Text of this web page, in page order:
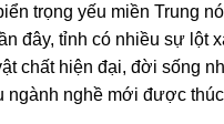
trọng yếu miền Trung
đây, tỉnh có nhiều sự lột
chất hiện đại, đời sống
ngành nghề mới được